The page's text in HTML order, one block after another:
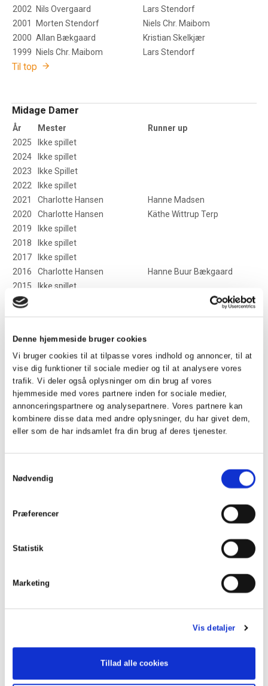
Denne hjemmeside bruger cookies
Vi bruger cookies til at tilpasse vores indhold og annoncer, til at
vise dig funktioner til sociale medier og til at analysere vores
trafik. Vi deler også oplysninger om din brug af vores
hjemmeside med vores partnere inden for sociale medier,
annonceringspartnere og analysepartnere. Vores partnere kan
kombinere disse data med andre oplysninger, du har givet dem,
eller som de har indsamlet fra din brug af deres tjenester.
Nødvendig
Præferencer
Statistik
Marketing
Vis detaljer
Tillad alle cookies
2002
Nils Overgaard
Lars Stendorf
2001
Morten Stendorf
Niels Chr. Maibom
2000 Allan Bækgaard
Kristian Skelkjær
1999
Niels Chr. Maibom Lars Stendorf
Til top
Midage Damer
År Mester
Runner up
2025
Ikke spillet
2024
Ikke spillet
2023
Ikke Spillet
2022
Ikke spillet
2021
Charlotte Hansen
Hanne Madsen
2020
Charlotte Hansen
Käthe Wittrup Terp
2019
Ikke spillet
2018
Ikke spillet
2017
Ikke spillet
2016
Charlotte Hansen
Hanne Buur Bækgaard
2015
Ikke spillet
2014
Charlotte Hansen
2013
Githa H. Hansen
Marianne Nyborg Carl
2011
Ikke spillet
2010
Charlotte Hansen
Randi Nyby Hansen
2009
Ikke spillet
2008
Lone Hessellund
Charlotte Hansen
2007
Lene Bjærre
Lone Hessellund
2006
Lone Hessellund
Marianne Nyborg Carl
2005
Lone Hessellund
Marianne Nyborg Carl
2002
Lisbeth Ludwig
1999
Lisbeth Ludwig
2025 Mads E. Nielsen
Bjarne Stegger
2022 Mads E. Nielsen
Hans Ole Carl
Niels Overgaard
2020 Carsten Andersen
Lars Neigaard